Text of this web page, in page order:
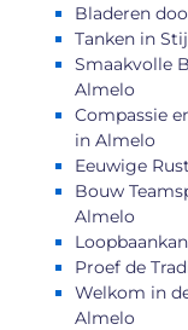
Bladeren
Tanken in
Smaakvolle
Almelo
Compassie
in Almelo
Eeuwige
Bouw
Almelo
Proef de
Welkom in
Almelo